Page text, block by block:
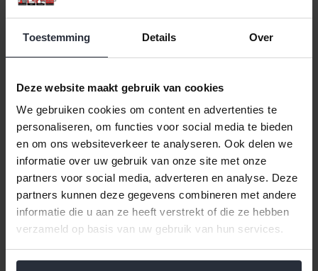
Toestemming Details Over
Deze website maakt gebruik van cookies
We gebruiken cookies om content en advertenties te
personaliseren, om functies voor social media te bieden
en om ons websiteverkeer te analyseren. Ook delen we
informatie over uw gebruik van onze site met onze
partners voor social media, adverteren en analyse. Deze
partners kunnen deze gegevens combineren met andere
informatie die u aan ze heeft verstrekt of die ze hebben
verzameld op basis van uw gebruik van hun services.
Koffiemaatschepje
Moccamaster
€2,99 Incl. btw
€2,47 Excl. btw
Beschikbaar
In winkelwagen
Maatschepjes set 3 stuks
€2,59 Incl. btw
€2,14 Excl. btw
Beschikbaar
In winkelwagen